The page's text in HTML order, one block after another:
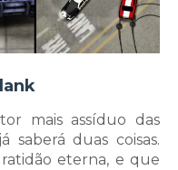
mais assíduo das
saberá duas coisas.
eterna, e que